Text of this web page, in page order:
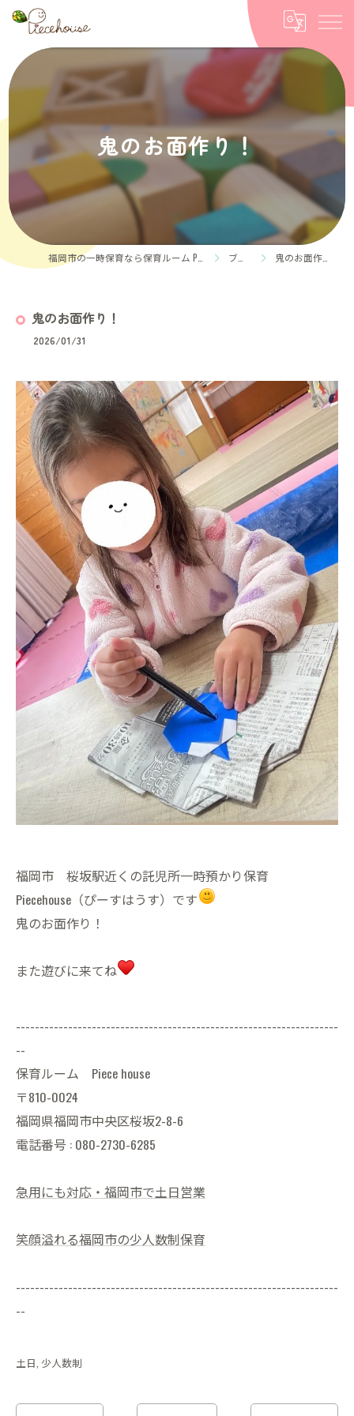
鬼のお面作り！
ブログ 鬼のお面作り！
鬼のお面作り！
2026/01/31
福岡市 桜坂駅近くの託児所一時預かり保育
Piecehouse（ぴーすはうす）です
鬼のお面作り！
また遊びに来てね
--------------------------------------------------------------------
--
保育ルーム Piece house
〒810-0024
福岡県福岡市中央区桜坂2-8-6
電話番号 : 080-2730-6285
急用にも対応・福岡市で土日営業
笑顔溢れる福岡市の少人数制保育
--------------------------------------------------------------------
--
土日 少人数制